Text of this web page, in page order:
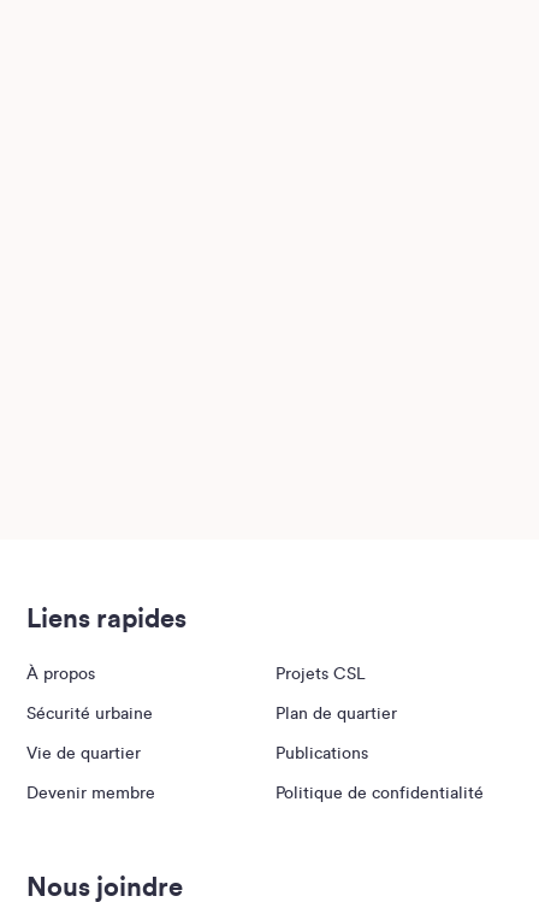
Liens rapides
À propos Projets CSL
Sécurité urbaine Plan de quartier
Vie de quartier Publications
Devenir membre Politique de confidentialité
Nous joindre